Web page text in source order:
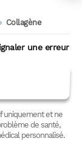
-
Collagène
une erreur
uniquement et ne
de santé,
personnalisé.